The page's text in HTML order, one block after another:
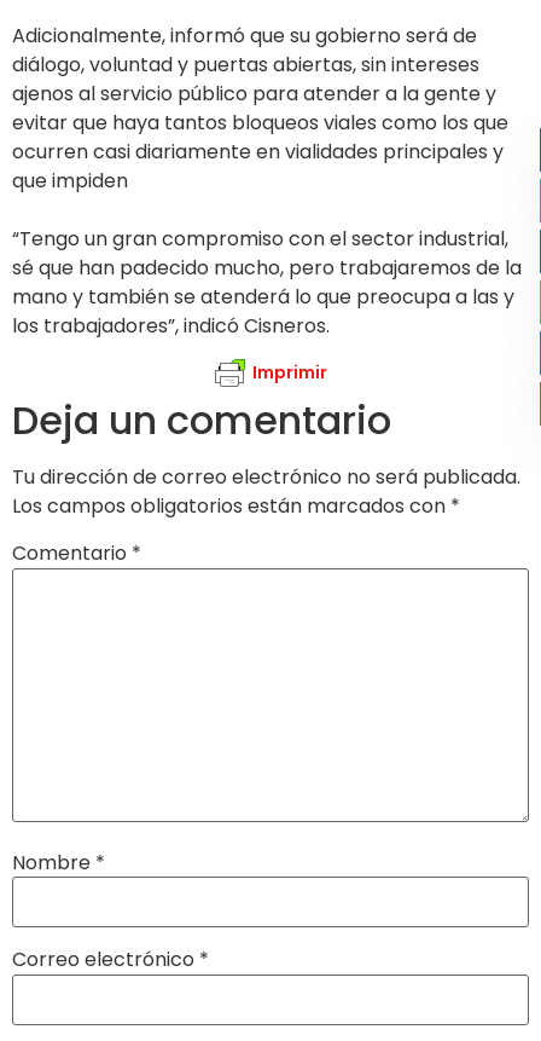
Adicionalmente, informó que su gobierno será de
diálogo, voluntad y puertas abiertas, sin intereses
ajenos al servicio público para atender a la gente y
evitar que haya tantos bloqueos viales como los que
ocurren casi diariamente en vialidades principales y
que impiden
“Tengo un gran compromiso con el sector industrial,
sé que han padecido mucho, pero trabajaremos de la
mano y también se atenderá lo que preocupa a las y
los trabajadores”, indicó Cisneros.
Imprimir
Deja un comentario
Tu dirección de correo electrónico no será publicada.
Los campos obligatorios están marcados con *
Comentario *
Nombre *
Correo electrónico *